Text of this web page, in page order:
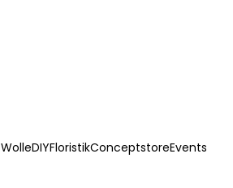
DIYFloristikConceptstoreEvents